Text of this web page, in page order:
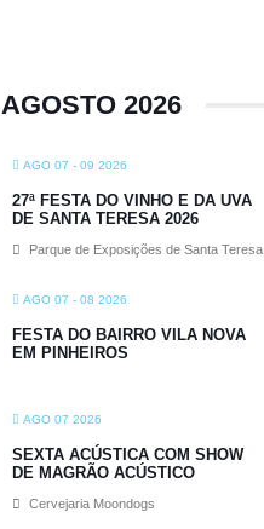
AGOSTO 2026
AGO 07 - 09 2026
27ª FESTA DO VINHO E DA UVA
DE SANTA TERESA 2026
Parque de Exposições de Santa Teresa
AGO 07 - 08 2026
FESTA DO BAIRRO VILA NOVA
EM PINHEIROS
AGO 07 2026
SEXTA ACÚSTICA COM SHOW
DE MAGRÃO ACÚSTICO
Cervejaria Moondogs